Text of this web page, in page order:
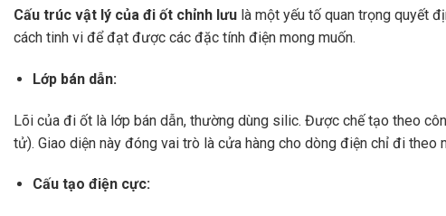
Cấu trúc vật lý của đi ốt chỉnh lưu là một yếu tố quan trọng quyết
cách tinh vi để đạt được các đặc tính điện mong muốn.
Lớp bán dẫn:
Lõi của đi ốt là lớp bán dẫn, thường dùng silic. Được chế tạo theo
tử). Giao diện này đóng vai trò là cửa hàng cho dòng điện chỉ đi theo
Cấu tạo điện cực: